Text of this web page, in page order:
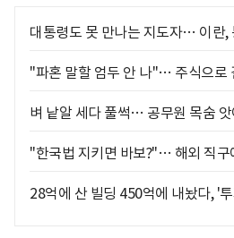
대통령도 못 만나는 지도자… 이란,
"파혼 말할 엄두 안 나"… 주식으로
벼 낱알 세다 풀썩… 공무원 목숨
"한국법 지키면 바보?"… 해외 직구
28억에 산 빌딩 450억에 내놨다, '